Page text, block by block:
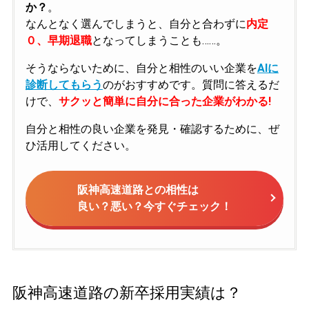
か？ 。
なんとなく選んでしまうと、自分と合わずに内定
０、早期退職となってしまうことも……。
そうならないために、自分と相性のいい企業をAIに
診断してもらうのがおすすめです。質問に答えるだ
けで、 サクッと簡単に自分に合った企業がわかる!
自分と相性の良い企業を発見・確認するために、ぜ
ひ活用してください。
阪神高速道路との相性は
良い？悪い？今すぐチェック！
阪神高速道路の新卒採用実績は？